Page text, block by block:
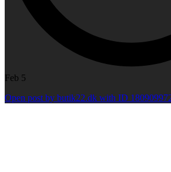
Feb 5
Open post by butik22.dk with ID